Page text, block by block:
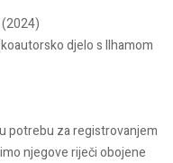
djelo s Ilhamom
potrebu za registrovanjem
njegove riječi obojene